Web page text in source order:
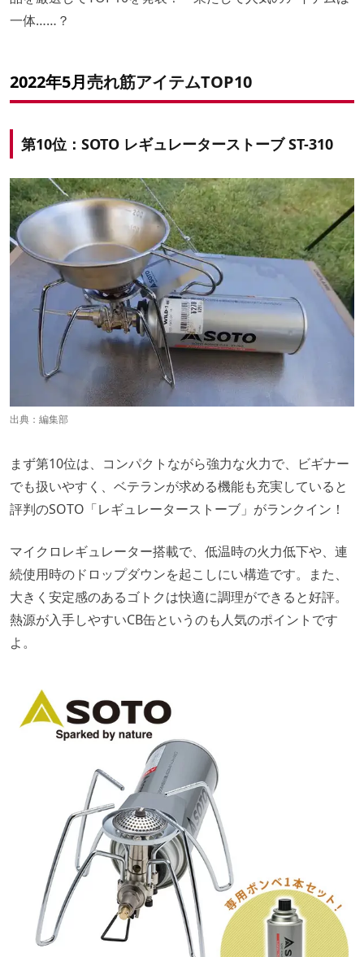
一体……？
2022年5月売れ筋アイテムTOP10
第10位：SOTO レギュレーターストーブ ST-310
出典：編集部
まず第10位は、コンパクトながら強力な火力で、ビギナー
でも扱いやすく、ベテランが求める機能も充実していると
評判のSOTO「レギュレーターストーブ」がランクイン！
マイクロレギュレーター搭載で、低温時の火力低下や、連
続使用時のドロップダウンを起こしにい構造です。また、
大きく安定感のあるゴトクは快適に調理ができると好評。
熱源が入手しやすいCB缶というのも人気のポイントです
よ。